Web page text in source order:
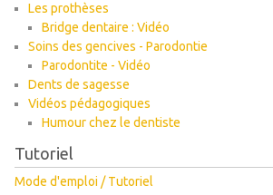
Les prothèses
Bridge dentaire : Vidéo
Soins des gencives - Parodontie
Parodontite - Vidéo
Dents de sagesse
Vidéos pédagogiques
Humour chez le dentiste
Tutoriel
Mode d'emploi / Tutoriel